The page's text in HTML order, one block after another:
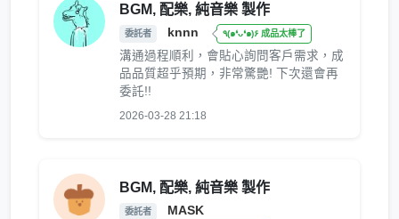
BGM, 配樂, 純音樂 製作
委託者 knnn ٩(๑❛ᴗ❛๑)۶ 成品太棒了
溝通過程順利，會貼心詢問客戶需求，成
品品質超乎預期，非常驚艷! 下次還會再
委託!!
2026-03-28 21:18
BGM, 配樂, 純音樂 製作
委託者 MASK